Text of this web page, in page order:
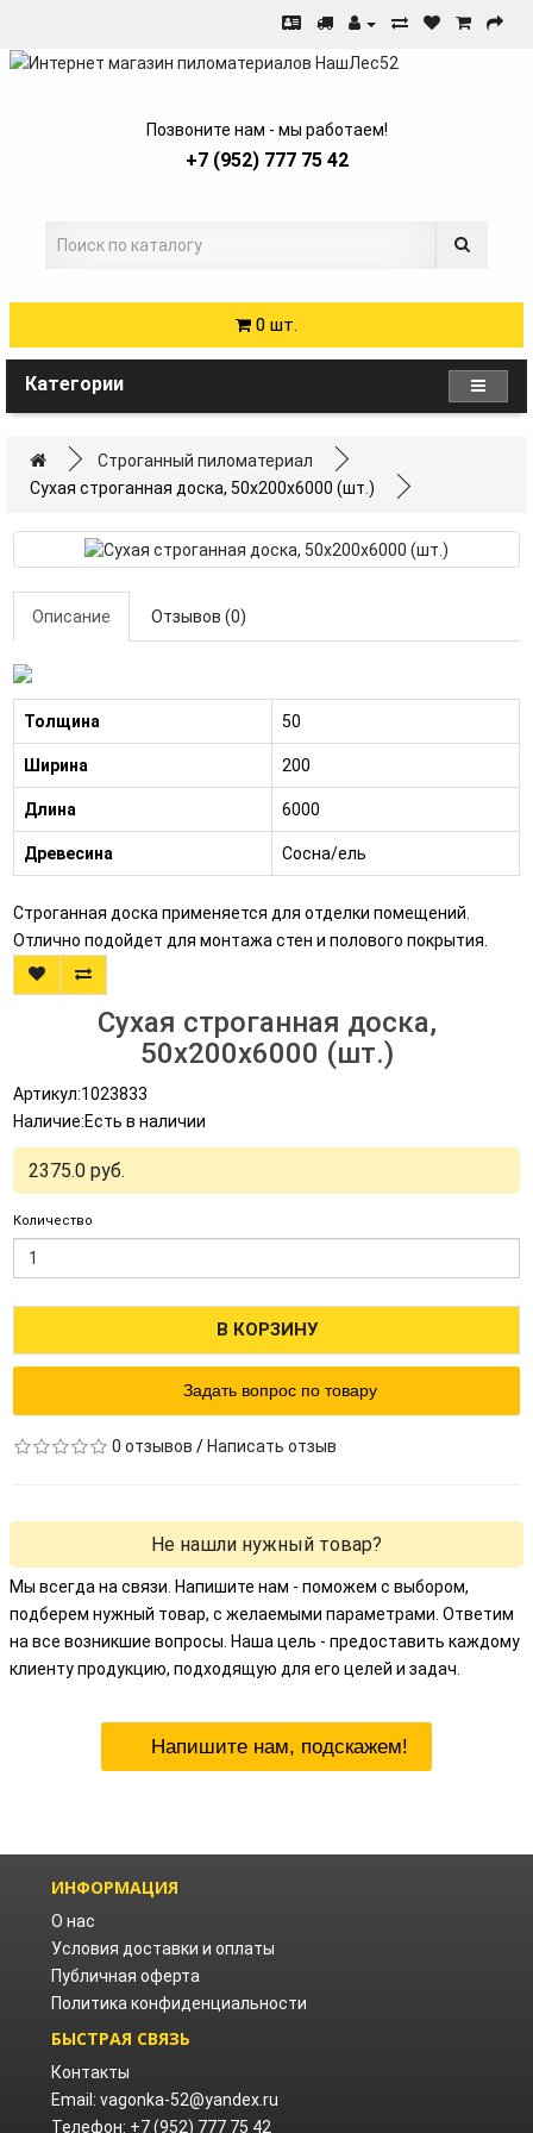
Позвоните нам - мы работаем!
+7 (952) 777 75 42
0 шт.
Категории
Строганный пиломатериал
Сухая строганная доска, 50x200x6000 (шт.)
Описание Отзывов (0)
Толщина 50
Ширина 200
Длина 6000
Древесина Сосна/ель
Строганная доска применяется для отделки помещений.
Отлично подойдет для монтажа стен и полового покрытия.
Сухая строганная доска,
50x200x6000 (шт.)
Артикул:1023833
Наличие:Есть в наличии
2375.0 руб.
Количество
В КОРЗИНУ
Задать вопрос по товару
0 отзывов / Написать отзыв
Не нашли нужный товар?
Мы всегда на связи. Напишите нам - поможем с выбором,
подберем нужный товар, с желаемыми параметрами. Ответим
на все возникшие вопросы. Наша цель - предоставить каждому
клиенту продукцию, подходящую для его целей и задач.
Напишите нам, подскажем!
ИНФОРМАЦИЯ
О нас
Условия доставки и оплаты
Публичная оферта
Политика конфиденциальности
БЫСТРАЯ СВЯЗЬ
Контакты
Email: vagonka-52@yandex.ru
Телефон: +7 (952) 777 75 42